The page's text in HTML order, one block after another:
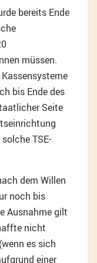
bereits Ende
müssen.
bis Ende des
Seite
TSE-
dem Willen
noch bis
Ausnahme gilt
nicht
es sich
einer